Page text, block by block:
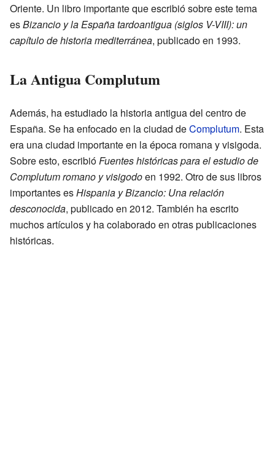
Oriente. Un libro importante que escribió sobre este tema
esBizancio y la España tardoantigua (siglos V-VIII): un
capítulo de historia mediterránea, publicado en 1993.
La Antigua Complutum
Además, ha estudiado la historia antigua del centro de
España. Se ha enfocado en la ciudad deComplutum. Esta
era una ciudad importante en la época romana y visigoda.
Sobre esto, escribióFuentes históricas para el estudio de
Complutum romano y visigodoen 1992. Otro de sus libros
importantes esHispania y Bizancio: Una relación
desconocida, publicado en 2012. También ha escrito
muchos artículos y ha colaborado en otras publicaciones
históricas.